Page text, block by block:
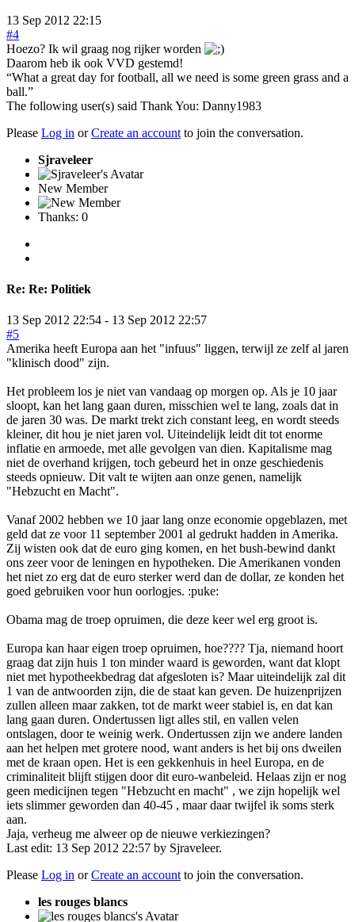
13 Sep 2012 22:15
#4
Hoezo? Ik wil graag nog rijker worden
Daarom heb ik ook VVD gestemd!
“What a great day for football, all we need is some green grass and a
ball.”
The following user(s) said Thank You: Danny1983
Please Log in orCreate an account to join the conversation.
Sjraveleer
New Member
Thanks: 0
Re: Re: Politiek
13 Sep 2012 22:54 - 13 Sep 2012 22:57
#5
Amerika heeft Europa aan het "infuus" liggen, terwijl ze zelf al jaren
"klinisch dood" zijn.
Het probleem los je niet van vandaag op morgen op. Als je 10 jaar
sloopt, kan het lang gaan duren, misschien wel te lang, zoals dat in
de jaren 30 was. De markt trekt zich constant leeg, en wordt steeds
kleiner, dit hou je niet jaren vol. Uiteindelijk leidt dit tot enorme
inflatie en armoede, met alle gevolgen van dien. Kapitalisme mag
niet de overhand krijgen, toch gebeurd het in onze geschiedenis
steeds opnieuw. Dit valt te wijten aan onze genen, namelijk
"Hebzucht en Macht".
Vanaf 2002 hebben we 10 jaar lang onze economie opgeblazen, met
geld dat ze voor 11 september 2001 al gedrukt hadden in Amerika.
Zij wisten ook dat de euro ging komen, en het bush-bewind dankt
ons zeer voor de leningen en hypotheken. Die Amerikanen vonden
het niet zo erg dat de euro sterker werd dan de dollar, ze konden het
goed gebruiken voor hun oorlogjes. :puke:
Obama mag de troep opruimen, die deze keer wel erg groot is.
Europa kan haar eigen troep opruimen, hoe???? Tja, niemand hoort
graag dat zijn huis 1 ton minder waard is geworden, want dat klopt
niet met hypotheekbedrag dat afgesloten is? Maar uiteindelijk zal dit
1 van de antwoorden zijn, die de staat kan geven. De huizenprijzen
zullen alleen maar zakken, tot de markt weer stabiel is, en dat kan
lang gaan duren. Ondertussen ligt alles stil, en vallen velen
ontslagen, door te weinig werk. Ondertussen zijn we andere landen
aan het helpen met grotere nood, want anders is het bij ons dweilen
met de kraan open. Het is een gekkenhuis in heel Europa, en de
criminaliteit blijft stijgen door dit euro-wanbeleid. Helaas zijn er nog
geen medicijnen tegen "Hebzucht en macht" , we zijn hopelijk wel
iets slimmer geworden dan 40-45 , maar daar twijfel ik soms sterk
aan.
Jaja, verheug me alweer op de nieuwe verkiezingen?
Last edit: 13 Sep 2012 22:57 by Sjraveleer.
Please Log in orCreate an accountto join the conversation.
les rouges blancs